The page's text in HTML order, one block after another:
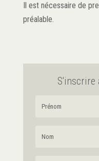
Il est nécessaire de
préalable.
S'inscrire